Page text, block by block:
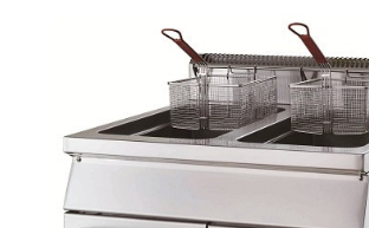
UNOX
RATIONAL
電烤箱
發酵箱
微波爐
果汁機/食物調理機
全自動咖啡機
半自動咖啡機